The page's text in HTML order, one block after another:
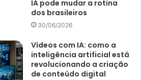
IA pode mudar a rotina
dos brasileiros
30/06/2026
Vídeos com IA: como a
inteligência artificial está
revolucionando a criação
de conteúdo digital